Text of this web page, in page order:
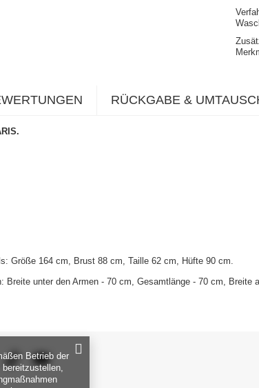
RÜCKGABE &
Größe 164 cm, Brust 88 cm, Taille 62 cm, Hüfte 90 cm
unter den Armen - 70 cm, Gesamtlänge - 70 cm, Breite
Betrieb der